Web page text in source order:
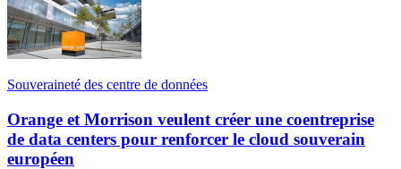
Souveraineté des centre de données
Orange et Morrison veulent créer une coentreprise
de data centers pour renforcer le cloud souverain
européen